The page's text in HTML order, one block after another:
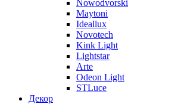
Nowodvorski
Maytoni
Ideallux
Novotech
Kink Light
Lightstar
Arte
Odeon Light
STLuce
Декор